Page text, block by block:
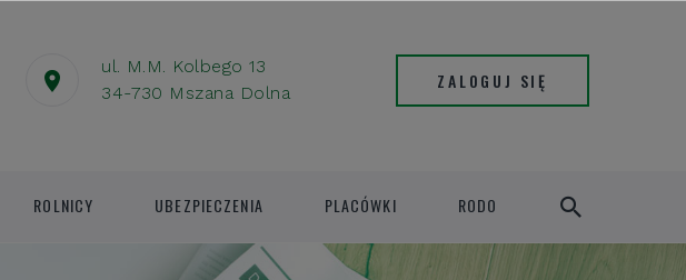
ul. M.M. Kolbego 13
34-730 Mszana Dolna
ZALOGUJ SIĘ
ROLNICY UBEZPIECZENIA PLACÓWKI RODO